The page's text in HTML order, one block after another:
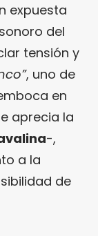
expuesta
del
tensión y
, uno de
en
aprecia la
-,
a la
de